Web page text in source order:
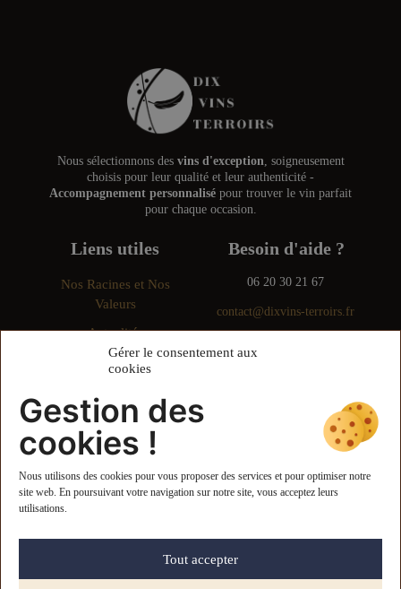
Gérer le consentement aux
cookies
Gestion des
cookies !
Nous utilisons des cookies pour vous proposer des services et pour optimiser notre
site web. En poursuivant votre navigation sur notre site, vous acceptez leurs
utilisations.
Tout accepter
Nous sélectionnons des vins d'exception, soigneusement
choisis pour leur qualité et leur authenticité -
Accompagnement personnalisé pour trouver le vin parfait
pour chaque occasion.
Liens utiles
Nos Racines et Nos
Valeurs
Actualités
Conditions Générales de
Mentions légales
Politique de confidentialité
Paiement et livraison
Besoin d'aide ?
06 20 30 21 67
contact@dixvins-terroirs.fr